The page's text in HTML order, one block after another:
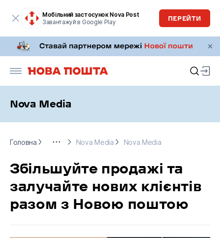
Мобільний застосунок Nova Post
Завантажуй в Google Play
ПЕРЕЙТИ
Nova Media
Головна
Nova Media Nova Media
Збільшуйте продажі та
залучайте нових клієнтів
разом з Новою поштою